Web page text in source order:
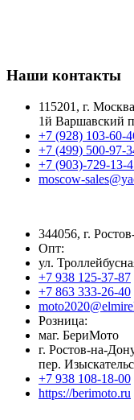
Наши контакты
115201, г.
1й Варшавский
+7 (928) 103-60-
+7 (499) 500-97-
+7 (903)-729-13-
moscow-
344056, г.
Опт:
ул.
+7 938 125-37-87
+7 863 333-26-40
Розница:
маг. БериМото
г. Ростов-на-
пер.
+7 938 108-18-00
https://berimoto.ru